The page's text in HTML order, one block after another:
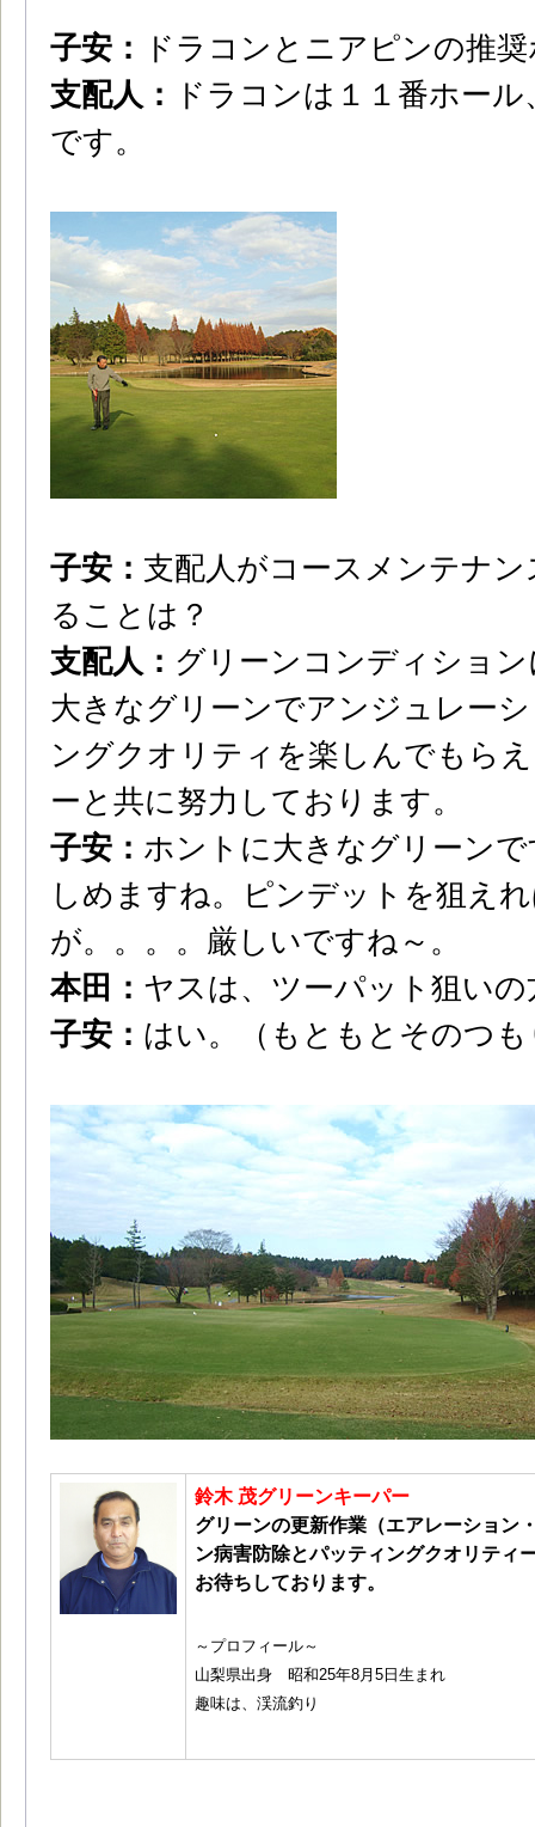
子安：
ドラコンとニアピンの推
支配人：
ドラコンは１１番ホー
です。
子安： 支配人がコースメンテナ
ることは？
支配人： グリーンコンディショ
大きなグリーンでアンジュレー
ングクオリティを楽しんでもら
ーと共に努力しております。
子安： ホントに大きなグリーン
しめますね。ピンデットを狙え
が。。。。厳しいですね～。
本田： ヤスは、ツーパット狙い
子安： はい。（もともとそのつ
鈴木 茂グリーンキーパー
グリーンの更新作業（エアレーション
ン病害防除とパッティングクオリティ
お待ちしております。
～プロフィール～
山梨県出身 昭和25年8月5日生まれ
趣味は、渓流釣り